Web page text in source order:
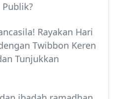
Rayakan Hari
Twibbon Keren
Tunjukkan